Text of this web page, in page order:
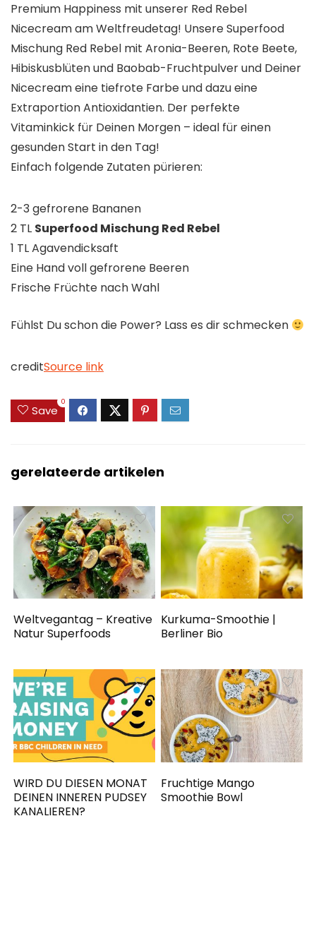
Premium Happiness mit unserer Red Rebel
Nicecream am Weltfreudetag! Unsere Superfood
Mischung Red Rebel mit Aronia-Beeren, Rote Beete,
Hibiskusblüten und Baobab-Fruchtpulver und Deiner
Nicecream eine tiefrote Farbe und dazu eine
Extraportion Antioxidantien. Der perfekte
Vitaminkick für Deinen Morgen – ideal für einen
gesunden Start in den Tag!
Einfach folgende Zutaten pürieren:
2-3 gefrorene Bananen
2 TL Superfood Mischung Red Rebel
1 TL Agavendicksaft
Eine Hand voll gefrorene Beeren
Frische Früchte nach Wahl
Fühlst Du schon die Power? Lass es dir schmecken
creditSource link
Save
0
gerelateerde artikelen
Weltvegantag – Kreative
Natur Superfoods
Kurkuma-Smoothie |
Berliner Bio
WIRD DU DIESEN MONAT
DEINEN INNEREN PUDSEY
KANALIEREN?
Fruchtige Mango
Smoothie Bowl